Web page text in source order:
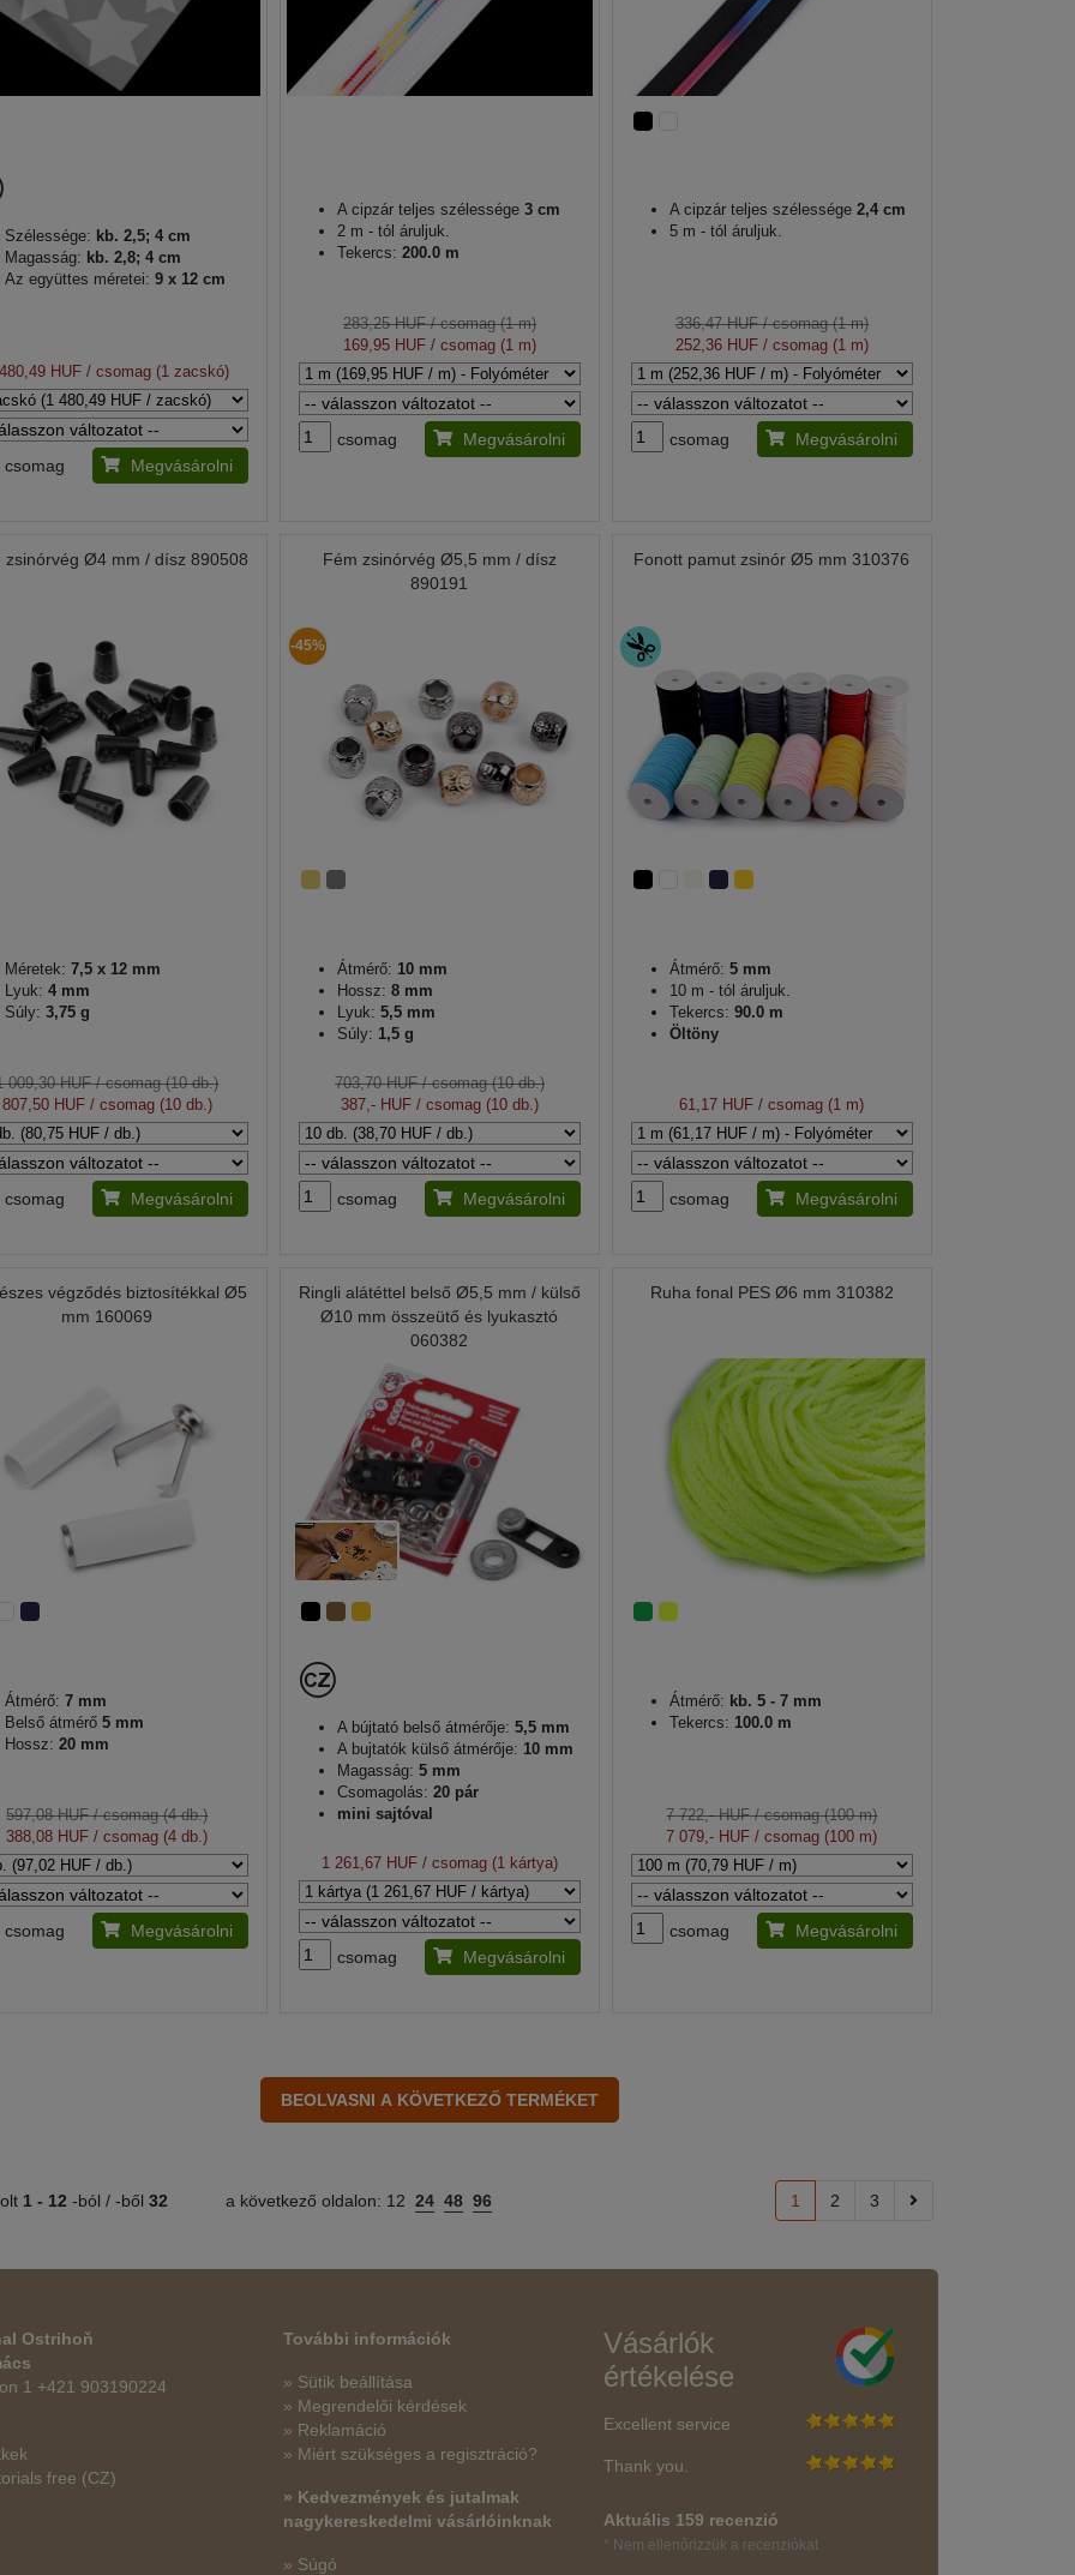
Szélessége: kb. 2,5; 4 cm
Magasság: kb. 2,8; 4 cm
Az együttes méretei: 9 x 12 cm
HUF/ csomag (1 zacskó)
csomag Megvásárolni
A cipzár teljes szélessége3 cm
2 m - tól áruljuk.
Tekercs: 200.0 m
283,25 HUF/ csomag (1 m)
169,95 HUF/ csomag (1 m)
csomag Megvásárolni
A cipzár teljes szélessége2,4 cm
5 m - tól áruljuk.
336,47 HUF/ csomag (1 m)
252,36 HUF/ csomag (1 m)
csomag Megvásárolni
zsinórvég Ø4 mm / dísz 890508
Méretek: 7,5 x 12 mm
Lyuk: 4 mm
Súly: 3,75 g
009,30 HUF/ csomag (10 db.)
807,50 HUF/ csomag (10 db.)
csomag Megvásárolni
Fém zsinórvég Ø5,5 mm / dísz
890191
-45%
Átmérő: 10 mm
Hossz: 8 mm
Lyuk: 5,5 mm
Súly: 1,5 g
703,70 HUF/ csomag (10 db.)
387,- HUF/ csomag (10 db.)
csomag Megvásárolni
Fonott pamut zsinór Ø5 mm 310376
Átmérő: 5 mm
10 m - tól áruljuk.
Tekercs: 90.0 m
Öltöny
61,17 HUF / csomag (1 m)
csomag Megvásárolni
végződés biztosítékkal Ø5
mm 160069
Átmérő: 7 mm
Belső átmérő 5 mm
Hossz: 20 mm
597,08 HUF/ csomag (4 db.)
388,08 HUF / csomag (4 db.)
csomag Megvásárolni
Ringli alátéttel belső Ø5,5 mm / külső
Ø10 mm összeütő és lyukasztó
060382
A bújtató belső átmérője: 5,5 mm
A bujtatók külső átmérője: 10 mm
Magasság: 5 mm
Csomagolás: 20 pár
mini sajtóval
1 261,67 HUF/ csomag (1 kártya)
csomag Megvásárolni
Ruha fonal PES Ø6 mm 310382
Átmérő: kb. 5 - 7 mm
Tekercs: 100.0 m
7 722,- HUF/ csomag (100 m)
7 079,- HUF / csomag (100 m)
csomag Megvásárolni
1 - 12 -ból / -ből 32 a következő oldalon: 12 24 48 96 1 2 3
Ostrihoň
1 +421 903190224
free (CZ)
További információk
» Sütik beállítása
» Megrendelői kérdések
» Reklamáció
» Miért szükséges a regisztráció?
» Kedvezmények és jutalmak
nagykereskedelmi vásárlóinknak
» Súgó
Vásárlók
értékelése
Excellent service
Thank you.
Aktuális 159 recenzió
* Nem ellenőrizzük a recenziókat